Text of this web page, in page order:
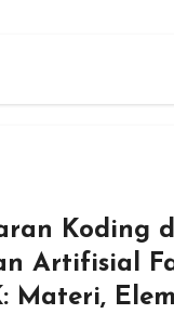
Koding
Artifisial
Materi,